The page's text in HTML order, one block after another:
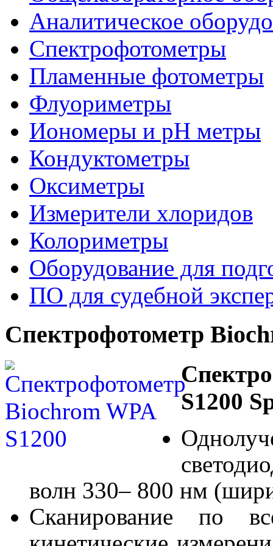
Аналитическое
Спектрофотометры
Пламенные фотометры
Флуориметры
Иономеры и рН метры
Кондуктометры
Оксиметры
Измерители хлоридов
Колориметры
Оборудование для
ПО для судебной
Спектрофотометр
S1200
волн 330– 800 нм
Сканирование по